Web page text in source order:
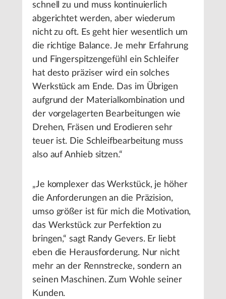
schnell zu und muss kontinuierlich
abgerichtet werden, aber wiederum
nicht zu oft. Es geht hier wesentlich um
die richtige Balance. Je mehr Erfahrung
und Fingerspitzengefühl ein Schleifer
hat desto präziser wird ein solches
Werkstück am Ende. Das im Übrigen
aufgrund der Materialkombination und
der vorgelagerten Bearbeitungen wie
Drehen, Fräsen und Erodieren sehr
teuer ist. Die Schleifbearbeitung muss
also auf Anhieb sitzen.“
„Je komplexer das Werkstück, je höher
die Anforderungen an die Präzision,
umso größer ist für mich die Motivation,
das Werkstück zur Perfektion zu
bringen,“ sagt Randy Gevers. Er liebt
eben die Herausforderung. Nur nicht
mehr an der Rennstrecke, sondern an
seinen Maschinen. Zum Wohle seiner
Kunden.